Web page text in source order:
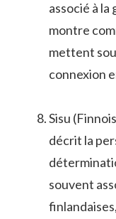
associé à
montre
mettent
connexion
Sisu
décrit la
souvent